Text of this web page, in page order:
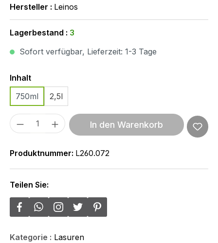
Hersteller : Leinos
Lagerbestand : 3
Sofort verfügbar, Lieferzeit: 1-3 Tage
InhaltAuswählen
750ml
2,5l
Produkt Anzahl: Gib den gewünschten
In den Warenkorb
Produktnummer: L260.072
Teilen Sie:
Kategorie : Lasuren